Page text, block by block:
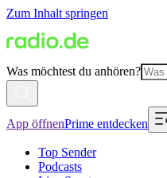
Zum Inhalt springen
Was möchtest du anhören?
App öffnenPrime entdecken
Top Sender
Podcasts